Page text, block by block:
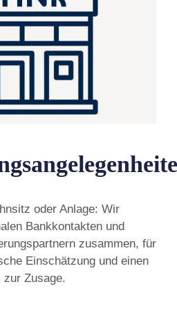
oder Anlage: Wir
Bankkontakten und
zusammen, für
Einschätzung und einen
Zusage.